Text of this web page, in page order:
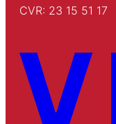
CVR: 23 15 51 17